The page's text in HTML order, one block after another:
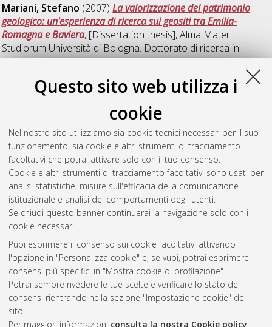
Questo sito web utilizza i
cookie
Nel nostro sito utilizziamo sia cookie tecnici necessari per il suo
funzionamento, sia cookie e altri strumenti di tracciamento
facoltativi che potrai attivare solo con il tuo consenso.
Cookie e altri strumenti di tracciamento facoltativi sono usati per
analisi statistiche, misure sull'efficacia della comunicazione
istituzionale e analisi dei comportamenti degli utenti.
Se chiudi questo banner continuerai la navigazione solo con i
cookie necessari.
Puoi esprimere il consenso sui cookie facoltativi attivando
l'opzione in "Personalizza cookie" e, se vuoi, potrai esprimere
consensi più specifici in "Mostra cookie di profilazione".
Potrai sempre rivedere le tue scelte e verificare lo stato dei
consensi rientrando nella sezione "Impostazione cookie" del
sito.
Per maggiori informazioni consulta la nostra Cookie policy
Mariani, Stefano (2007)La valorizzazione del patrimonio
geologico: un'esperienza di ricerca sui geositi tra Emilia-
Romagna e Baviera, [Dissertation thesis], Alma Mater
Studiorum Università di Bologna. Dottorato di ricerca in
Scienze della terra, 19 Ciclo. DOI
Tesi, Tommaso(2007) Destino del carbonio organico di
apporto fluviale sulle piattaforme continentali: Adriatico
centro-settentrionale e Golfo del Leone
Alma Mater Studiorum Università di Bologna. Dottorato di
ricerca inScienze ambientali: tutela e gestione delle risorse
naturali, 19 Ciclo. DOI 10.6092/unibo/amsdottorato/446.
Questa lista e' stata generata ilFri Aug 7 20:36:44 2026 CEST
Atom
Rss 1.0
Rss 2.0